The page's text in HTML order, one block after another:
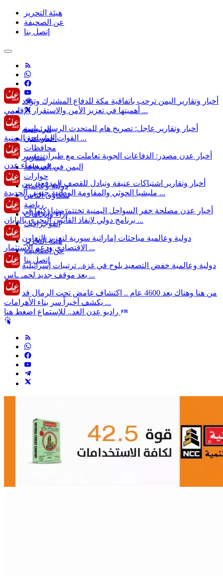
هيئة التحرير
عن الصحيفة
إتصل بنا
الرئيسية
أخبار عدن
محافظات
تقـارير
اليمن في الصحافة
حوارات
دولية وعالمية
شكاوى الناس
رياضة
آراء وأتجاهات
انفوجرافيك
هيئة التحرير
عن الصحيفة
إتصل بنا
أخبار وتقارير
اليمن ترحب باتفاقية مكة للدفاع المشترك وتؤكد
أهميتها في تعزيز الأمن والاستقرار الإقليمي ...
أخبار وتقارير
عاجل: تصريح هام للمتحدث الرسمي بإسم
القوات المسلحة اليمنية ...
أخبار عدن مصدر: الدفاعات الجوية تعاملت مع طيران مسير
في سماء عدن ...
أخبار وتقارير
اشتباكات عنيفة وتبادل للقصف المدفعي بين
مليشيا الحوثي والمقاومة الوطنية جنوبي الحديدة ...
أخبار عدن مصلحة خفر السواحل اليمنية تختتم مشاركتها في
برنامج دولي لإنفاذ القانون البحري باليابان ...
دولية وعالمية مباحثات إماراتية سورية لتعزيز التعاون
الاقتصادي ودعم الاستثمار ...
دولية وعالمية خفض التصعيد يلوح في غزة.. ترتيبات إسرائيلية
بعد موقف جديد لحمـ ـاس ...
من هنا وهناك
بعد 4600 عام .. اكتشاف غامض تحت الرمال قد
يكشف أخيراً سر بناء الأهرامات ...